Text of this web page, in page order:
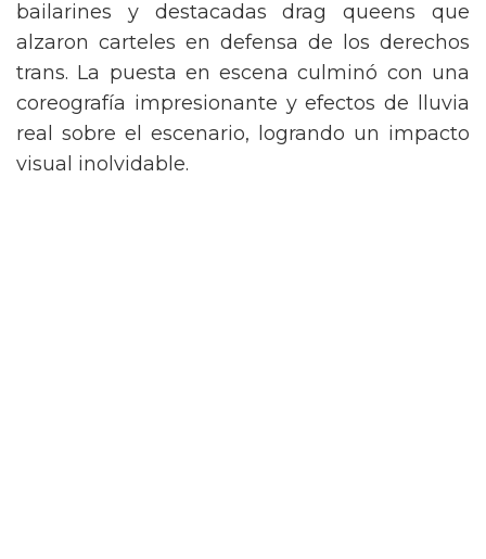
bailarines y destacadas drag queens que
alzaron carteles en defensa de los derechos
trans. La puesta en escena culminó con una
coreografía impresionante y efectos de lluvia
real sobre el escenario, logrando un impacto
visual inolvidable.